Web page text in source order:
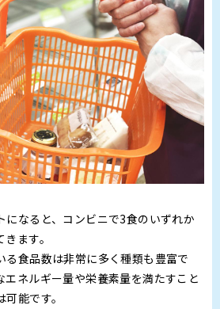
になると、コンビニで3食のいずれか
ます。
る食品数は非常に多く種類も豊富で
エネルギー量や栄養素量を満たすこと
能です。